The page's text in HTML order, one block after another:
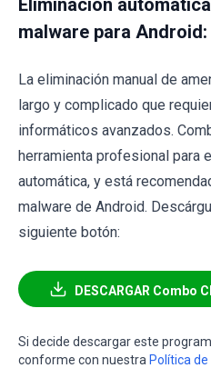
Eliminación
malware para Android:
La eliminación manual de
largo y complicado que
informáticos avanzados.
herramienta profesional para
automática, y está
malware de Android.
siguiente botón:
DESCARGAR Combo
Si decide descargar este
conforme con nuestra Política